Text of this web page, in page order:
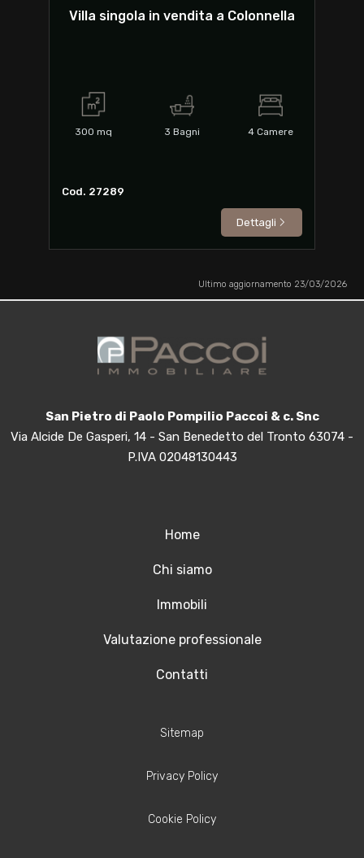
Villa singola in vendita a Colonnella
300 mq 3 Bagni 4Camere
Cod. 27289
Dettagli
Ultimo aggiornamento 23/03/2026
San Pietro di Paolo Pompilio Paccoi & c. Snc
Via Alcide De Gasperi, 14 - San Benedetto del Tronto 63074 -
P.IVA 02048130443
Home
Chi siamo
Immobili
Valutazione professionale
Contatti
Sitemap
Privacy Policy
Cookie Policy